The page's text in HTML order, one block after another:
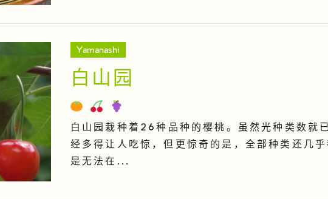
Yamanashi
白山园
白山园栽种着26种品种的樱桃。虽然光种类数就
经多得让人吃惊，但更惊奇的是，全部种类还几
是无法在...